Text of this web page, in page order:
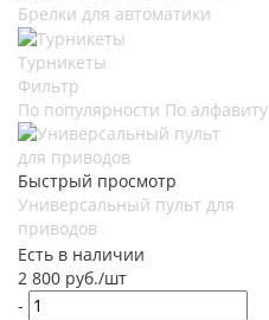
Брелки для автоматики
Турникеты
Фильтр
По популярности По алфавиту
Быстрый просмотр
Универсальный пульт для
приводов
Есть в наличии
2 800 руб./шт
-